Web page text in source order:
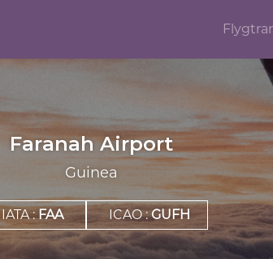
Faranah Airport
Guinea
IATA :FAA ICAO :GUFH